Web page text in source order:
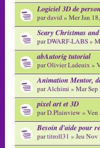
Logiciel 3D de
pardavid» Mer Jan
Scary Christmas
parDWARF-LABS»
abAutorig tutorial
parOlivier Ladeuix »
Animation Mentor,
parAlchimi » Mar
pixel art et 3D
parD.Plainview » Ven
Besoin d'aide pour
partitroll31 » Jeu